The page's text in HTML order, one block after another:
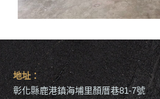
地址：
彰化縣鹿港鎮海埔里顏厝巷81-7號